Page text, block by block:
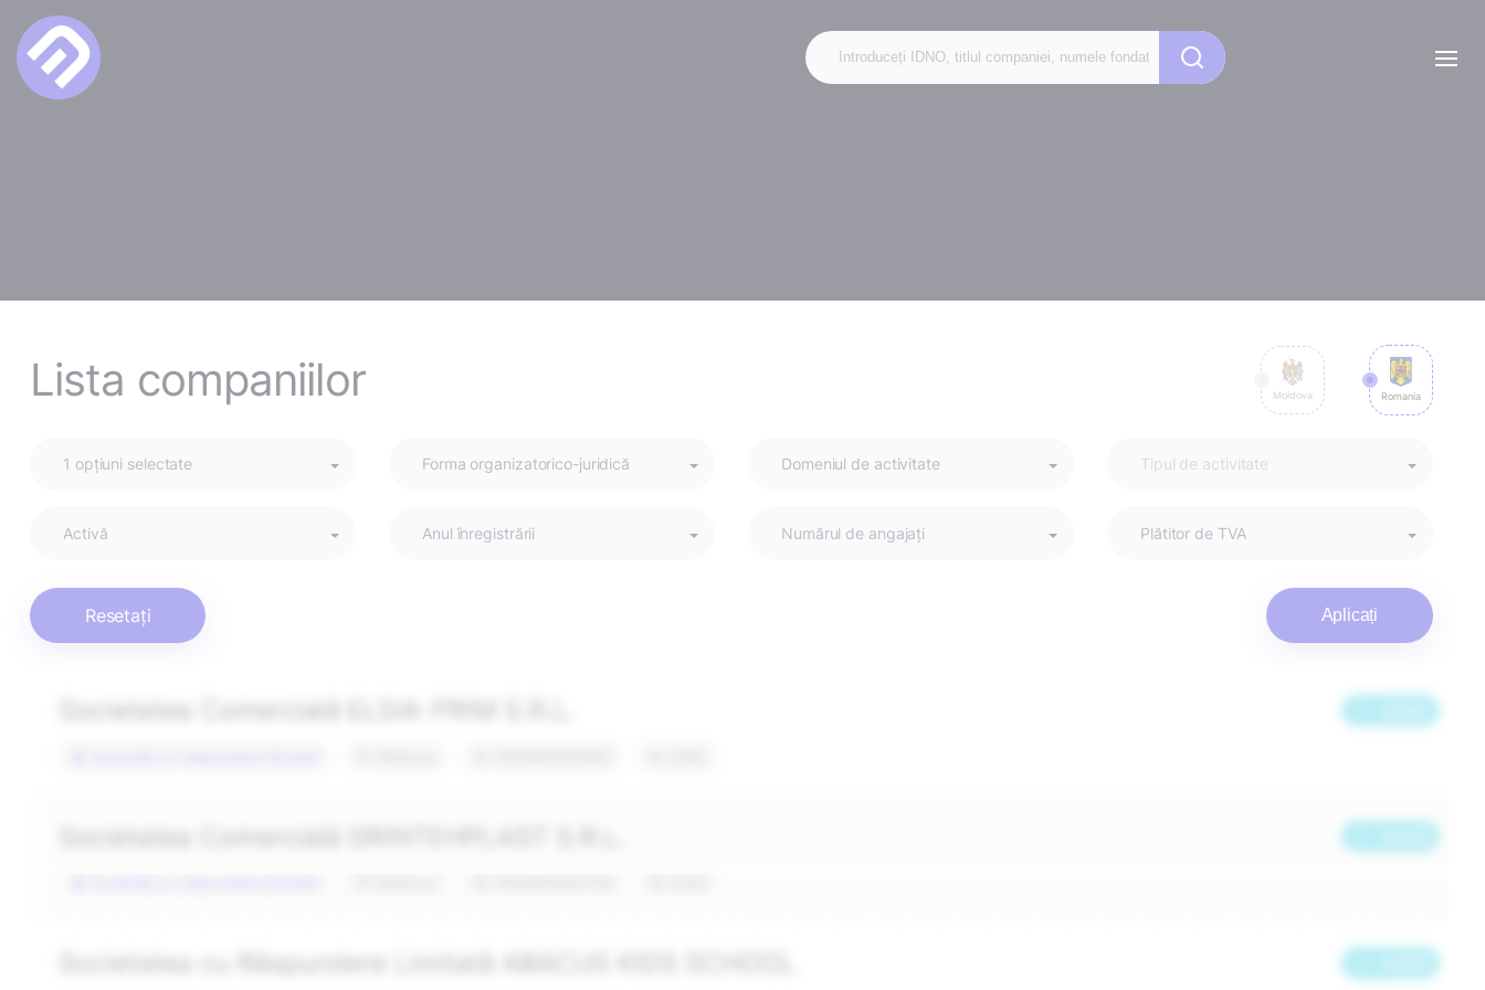
Lista companiilor Moldova Romania
Activă Anul înregistrării
Resetați Aplicați